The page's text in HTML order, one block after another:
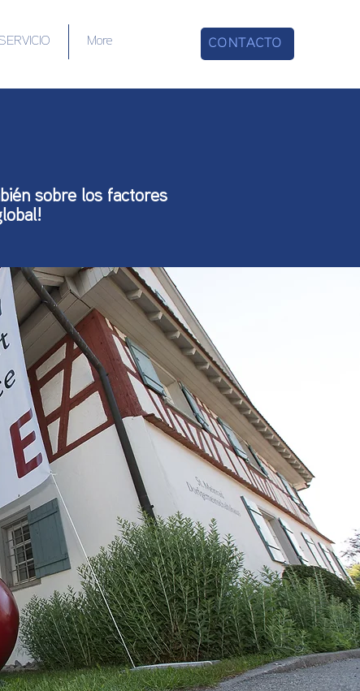
More CONTACTO
sobre los factores